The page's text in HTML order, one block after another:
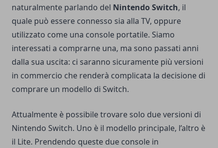
naturalmente parlando del Nintendo Switch, il
quale può essere connesso sia alla TV, oppure
utilizzato come una console portatile. Siamo
interessati a comprarne una, ma sono passati anni
dalla sua uscita: ci saranno sicuramente più versioni
in commercio che renderà complicata la decisione di
comprare un modello di Switch.
Attualmente è possibile trovare solo due versioni di
Nintendo Switch. Uno è il modello principale, l’altro è
il Lite. Prendendo queste due console in